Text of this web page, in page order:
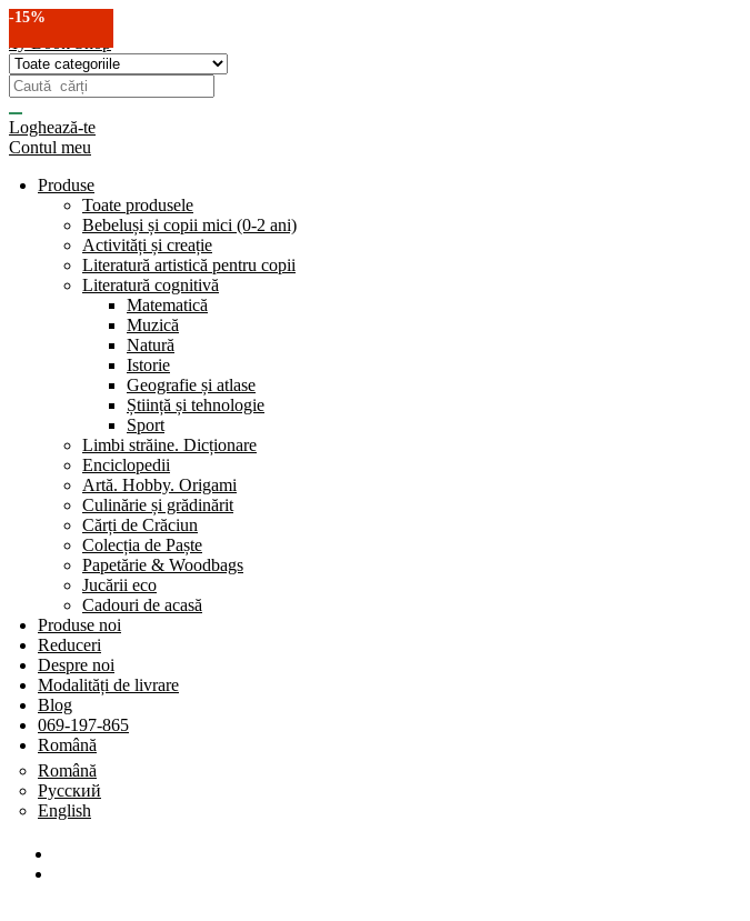
Loghează-te
Contul meu
Produse
Toate produsele
Bebeluși și copii mici (0-2 ani)
Activități și creație
Literatură artistică pentru copii
Literatură cognitivă
Matematică
Muzică
Natură
Istorie
Geografie și atlase
Știință și tehnologie
Sport
Limbi străine. Dicționare
Enciclopedii
Artă. Hobby. Origami
Culinărie și grădinărit
Cărți de Crăciun
Colecția de Paște
Papetărie & Woodbags
Jucării eco
Cadouri de acasă
Produse noi
Reduceri
Despre noi
Modalități de livrare
Blog
069-197-865
Română
Română
Русский
English
-15%
-15%
-15%
-15%
-15%
-15%